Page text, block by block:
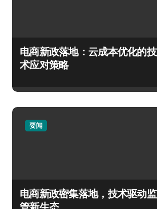
电商新政落地：云成本优化的技
术应对策略
要闻
电商新政密集落地，技术驱动监